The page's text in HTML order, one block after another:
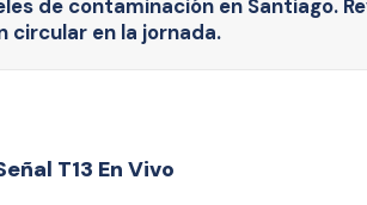
de contaminación en Santiago.
circular en la jornada.
T13 En Vivo